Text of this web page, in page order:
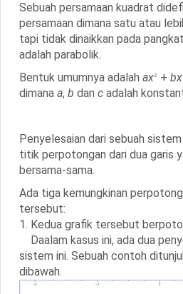
Sebuah persamaan kuadrat
persamaan dimana satu atau
tapi tidak dinaikkan pada
adalah parabolik.
Bentuk umumnya adalah ax2 + bx
dimana a, b dan c adalah
Penyelesaian dari sebuah
titik perpotongan dari dua garis
bersama-sama.
Ada tiga kemungkinan
tersebut:
1. Kedua grafik tersebut
Daalam kasus ini, ada dua
sistem ini. Sebuah contoh
dibawah.